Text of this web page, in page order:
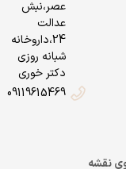
عصر،نبش
عدالت
24،داروخانه
شبانه روزی
دکتر خوری
09119615469
نقشه